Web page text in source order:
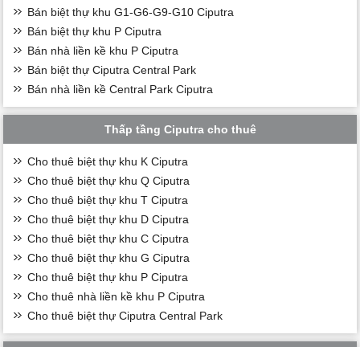
Bán biệt thự khu G1-G6-G9-G10 Ciputra
Bán biệt thự khu P Ciputra
Bán nhà liền kề khu P Ciputra
Bán biệt thự Ciputra Central Park
Bán nhà liền kề Central Park Ciputra
Thấp tầng Ciputra cho thuê
Cho thuê biệt thự khu K Ciputra
Cho thuê biệt thự khu Q Ciputra
Cho thuê biệt thự khu T Ciputra
Cho thuê biệt thự khu D Ciputra
Cho thuê biệt thự khu C Ciputra
Cho thuê biệt thự khu G Ciputra
Cho thuê biệt thự khu P Ciputra
Cho thuê nhà liền kề khu P Ciputra
Cho thuê biệt thự Ciputra Central Park